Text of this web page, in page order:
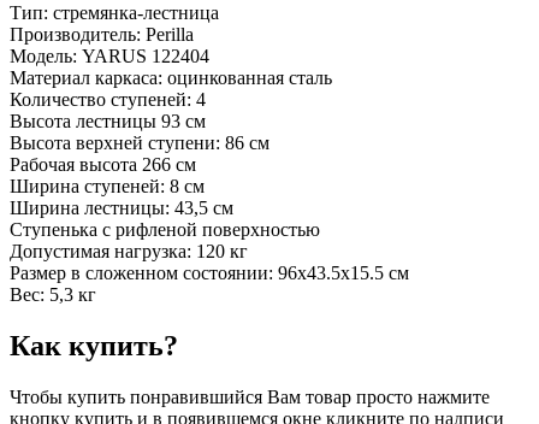
Тип: стремянка-лестница
Производитель: Perilla
Модель: YARUS 122404
Материал каркаса: оцинкованная сталь
Количество ступеней: 4
Высота лестницы 93 см
Высота верхней ступени: 86 см
Рабочая высота 266 см
Ширина ступеней: 8 см
Ширина лестницы: 43,5 см
Ступенька с рифленой поверхностью
Допустимая нагрузка: 120 кг
Размер в сложенном состоянии: 96x43.5x15.5 см
Вес: 5,3 кг
Как купить?
Чтобы купить понравившийся Вам товар просто нажмите
кнопку купить и в появившемся окне кликните по надписи